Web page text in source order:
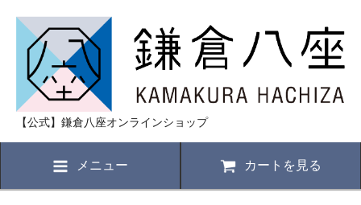
【公式】鎌倉八座オンラインショップ
メニュー カートを見る